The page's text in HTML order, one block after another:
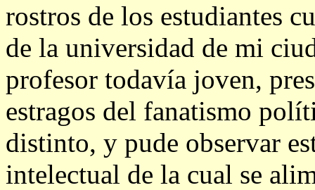
rostros de los estudiantes
de la universidad de mi
profesor todavía joven,
estragos del fanatismo
distinto, y pude observar
intelectual de la cual se